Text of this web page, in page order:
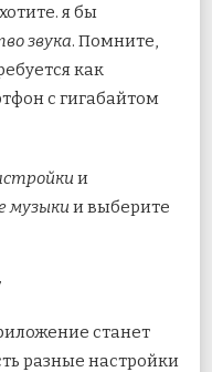
я бы
звука. Помните,
как
с гигабайтом
и
музыки и выберите
станет
разные настройки